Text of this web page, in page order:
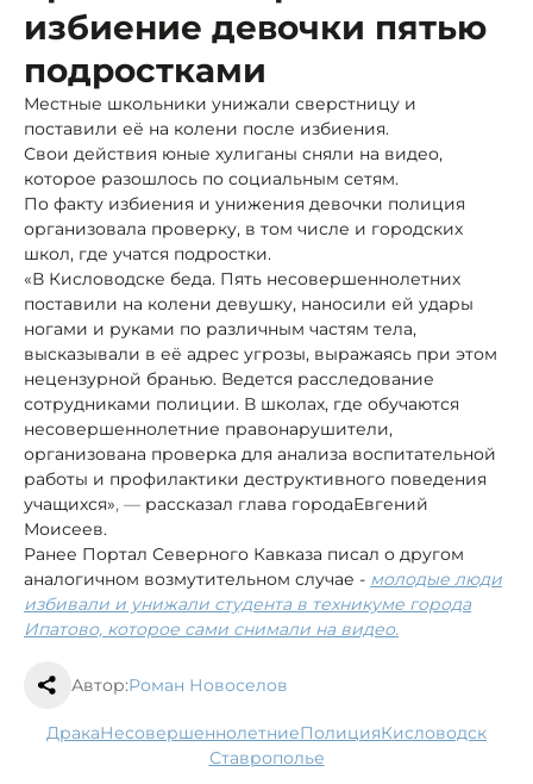
избиение девочки пятью
подростками
Местные школьники унижали сверстницу и
поставили её на колени после избиения.
Свои действия юные хулиганы сняли на видео,
которое разошлось по социальным сетям.
По факту избиения и унижения девочки полиция
организовала проверку, в том числе и городских
школ, где учатся подростки.
«В Кисловодске беда. Пять несовершеннолетних
поставили на колени девушку, наносили ей удары
ногами и руками по различным частям тела,
высказывали в её адрес угрозы, выражаясь при этом
нецензурной бранью. Ведется расследование
сотрудниками полиции. В школах, где обучаются
несовершеннолетние правонарушители,
организована проверка для анализа воспитательной
работы и профилактики деструктивного поведения
учащихся», — рассказал глава городаЕвгений
Моисеев.
Ранее Портал Северного Кавказа писал о другом
аналогичном возмутительном случае - молодые люди
избивали и унижали студента в техникуме города
Ипатово, которое сами снимали на видео.
Автор:Роман Новоселов
драка несовершеннолетние полиция
Кисловодск
Ставрополье